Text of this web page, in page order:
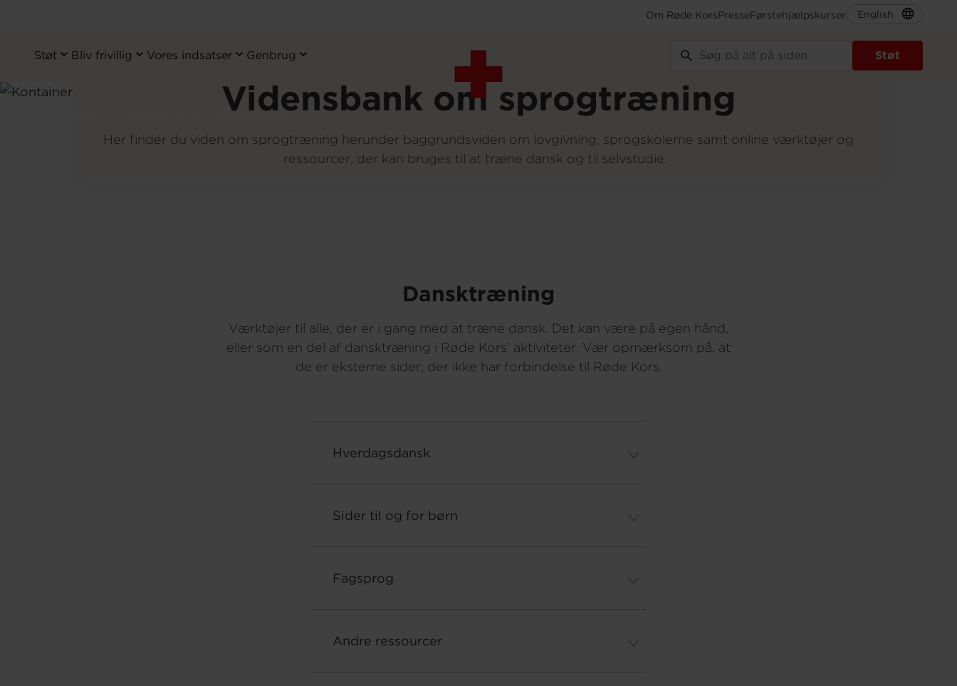
Gå
Primary
Navigation
Støt Bliv frivillig Vores indsatser Genbrug Støt
Om Røde KorsPresseFørstehjælpskurser English
Vidensbank om sprogtræning
Her finder du viden om sprogtræning herunder baggrundsviden om lovgivning, sprogskolerne samt online værktøjer og
ressourcer, der kan bruges til at træne dansk og til selvstudie.
Dansktræning
Værktøjer til alle, der er i gang med at træne dansk. Det kan være på egen hånd,
eller som en del af dansktræning i Røde Kors’ aktiviteter. Vær opmærksom på, at
de er eksterne sider, der ikke har forbindelse til Røde Kors.
Hverdagsdansk
Sider til og for børn
Fagsprog
Andre ressourcer